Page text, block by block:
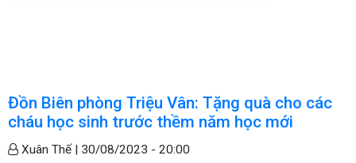
Đồn Biên phòng Triệu Vân: Tặng quà cho các
cháu học sinh trước thềm năm học mới
Xuân Thế | 30/08/2023 - 20:00